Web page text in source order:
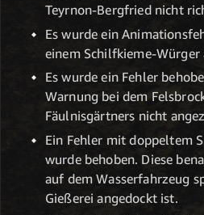
Teyrnon-Bergfried nicht
Es wurde ein
einem Schilfkieme-
Es wurde ein Fehler
Warnung bei dem
Fäulnisgärtners nicht
Ein Fehler mit doppeltem
wurde behoben. Diese
auf dem Wasserfahrzeug
Gießerei angedockt ist.